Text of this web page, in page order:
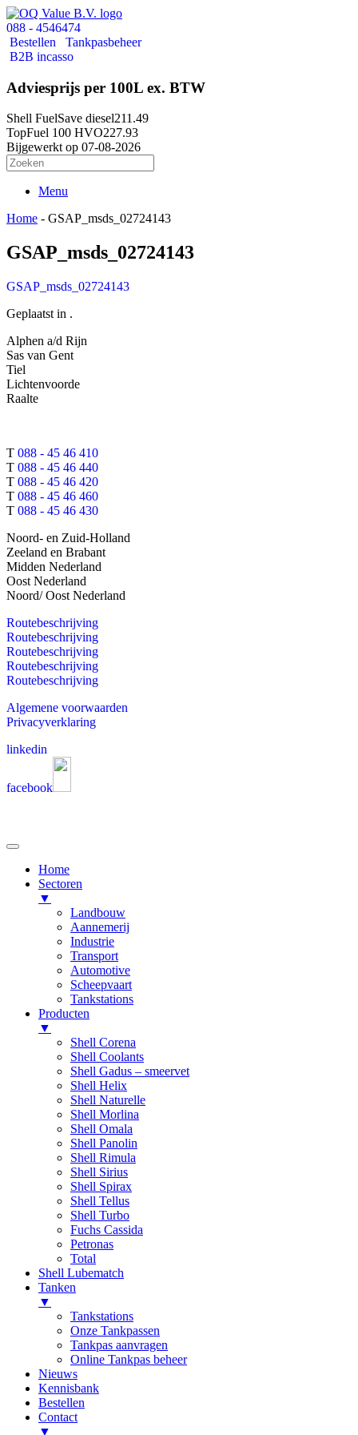
088 - 4546474
Bestellen
Tankpasbeheer
B2B incasso
Adviesprijs per 100L ex. BTW
Shell FuelSave diesel211.49
TopFuel 100 HVO227.93
Bijgewerkt op 07-08-2026
Menu
Home - GSAP_msds_02724143
GSAP_msds_02724143
GSAP_msds_02724143
Geplaatst in .
Alphen a/d Rijn
Sas van Gent
Tiel
Lichtenvoorde
Raalte
T 088 - 45 46 410
T 088 - 45 46 440
T 088 - 45 46 420
T 088 - 45 46 460
T 088 - 45 46 430
Noord- en Zuid-Holland
Zeeland en Brabant
Midden Nederland
Oost Nederland
Noord/ Oost Nederland
Routebeschrijving
Routebeschrijving
Routebeschrijving
Routebeschrijving
Routebeschrijving
Algemene voorwaarden
Privacyverklaring
linkedin
facebook
Home
Sectoren
▼
Landbouw
Aannemerij
Industrie
Transport
Automotive
Scheepvaart
Tankstations
Producten
▼
Shell Corena
Shell Coolants
Shell Gadus – smeervet
Shell Helix
Shell Naturelle
Shell Morlina
Shell Omala
Shell Panolin
Shell Rimula
Shell Sirius
Shell Spirax
Shell Tellus
Shell Turbo
Fuchs Cassida
Petronas
Total
Shell Lubematch
Tanken
▼
Tankstations
Onze Tankpassen
Tankpas aanvragen
Online Tankpas beheer
Nieuws
Kennisbank
Bestellen
Contact
▼